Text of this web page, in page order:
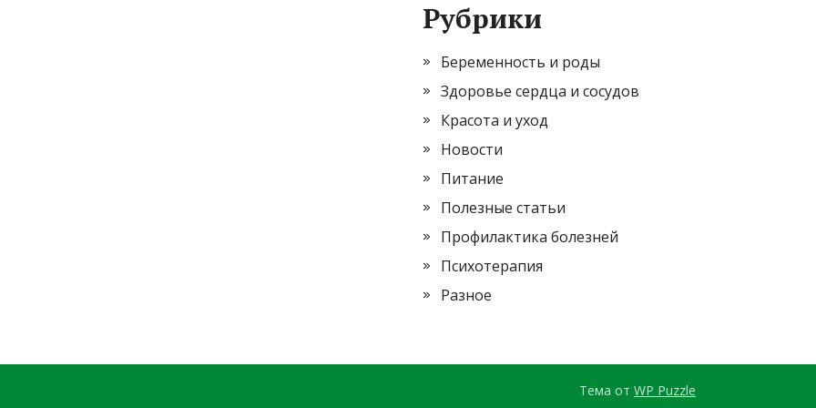
Рубрики
Беременность и роды
Здоровье сердца и сосудов
Красота и уход
Новости
Питание
Полезные статьи
Профилактика болезней
Психотерапия
Разное
Тема от WP Puzzle